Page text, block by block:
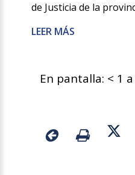
de Justicia de la
LEER MÁS
En pantalla: < 1